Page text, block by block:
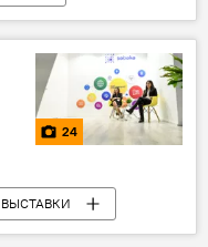
Дочь
24
ВЫСТАВКИ
ЖИЗНЬ